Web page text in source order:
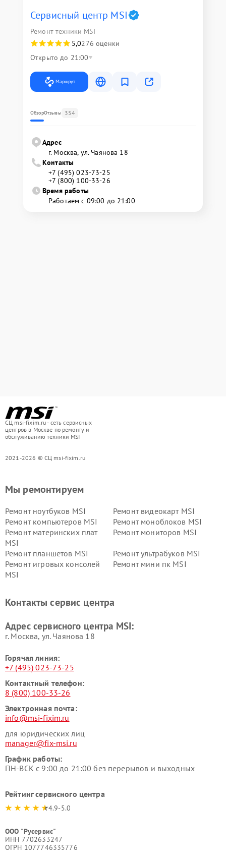
Сервисный центр MSI
Ремонт техники MSI
5,0276 оценки
Открыто до 21:00
Маршрут
ОбзорОтзывы 354
Адрес
г. Москва, ул. Чаянова 18
Контакты
+7 (495) 023-73-25
+7 (800) 100-33-26
Время работы
Работаем с 09:00 до 21:00
СЦ msi-fixim.ru - сеть сервисных
центров в Москве по ремонту и
обслуживанию техники MSI
2021-2026 © СЦ msi-fixim.ru
Мы ремонтируем
Ремонт ноутбуков MSI
Ремонт видеокарт MSI
Ремонт компьютеров MSI
Ремонт моноблоков MSI
Ремонт материнских плат
MSI
Ремонт мониторов MSI
Ремонт планшетов MSI
Ремонт ультрабуков MSI
Ремонт игровых консолей
MSI
Ремонт мини пк MSI
Контакты сервис центра
Адрес сервисного центра MSI:
г. Москва, ул. Чаянова 18
Горячая линия:
+7 (495) 023-73-25
Контактный телефон:
8 (800) 100-33-26
Электронная почта:
info@msi-fixim.ru
для юридических лиц
manager@fix-msi.ru
График работы:
ПН-ВСК с 9:00 до 21:00 без перерывов и выходных
Рейтинг сервисного центра
4.9-5.0
ООО "Русервис"
ИНН 7702633247
ОГРН 1077746335776